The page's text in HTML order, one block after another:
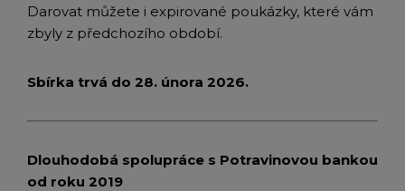
Darovat můžete i expirované poukázky, které vám
zbyly z předchozího období.
Sbírka trvá do 28. února 2026.
Dlouhodobá spolupráce s Potravinovou bankou
od roku 2019